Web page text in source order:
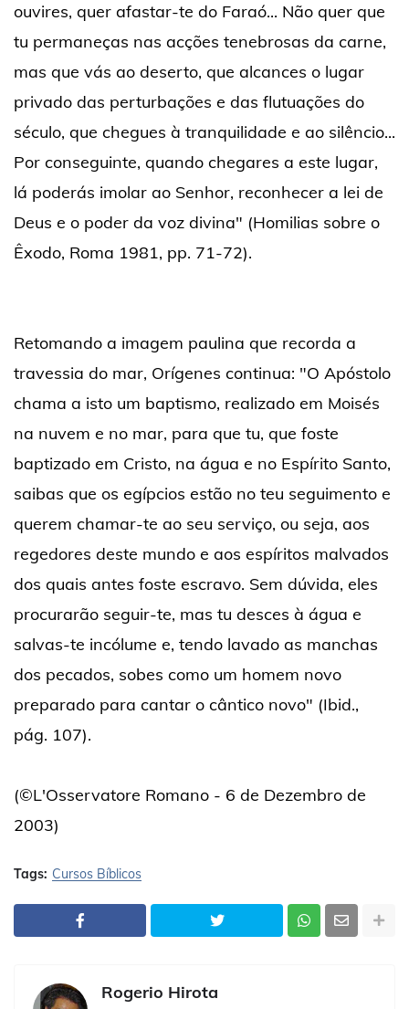
ouvires, quer afastar-te do Faraó... Não quer que
tu permaneças nas acções tenebrosas da carne,
mas que vás ao deserto, que alcances o lugar
privado das perturbações e das flutuações do
século, que chegues à tranquilidade e ao silêncio...
Por conseguinte, quando chegares a este lugar,
lá poderás imolar ao Senhor, reconhecer a lei de
Deus e o poder da voz divina" (Homilias sobre o
Êxodo, Roma 1981, pp. 71-72).
Retomando a imagem paulina que recorda a
travessia do mar, Orígenes continua: "O Apóstolo
chama a isto um baptismo, realizado em Moisés
na nuvem e no mar, para que tu, que foste
baptizado em Cristo, na água e no Espírito Santo,
saibas que os egípcios estão no teu seguimento e
querem chamar-te ao seu serviço, ou seja, aos
regedores deste mundo e aos espíritos malvados
dos quais antes foste escravo. Sem dúvida, eles
procurarão seguir-te, mas tu desces à água e
salvas-te incólume e, tendo lavado as manchas
dos pecados, sobes como um homem novo
preparado para cantar o cântico novo" (Ibid.,
pág. 107).
(©L'Osservatore Romano - 6 de Dezembro de
2003)
Tags: Cursos Bíblicos
Rogerio Hirota